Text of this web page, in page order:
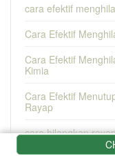
cara efektif
Cara Efektif
Cara Efektif
Kimia
Cara Efektif
Rayap
cara hilangkan